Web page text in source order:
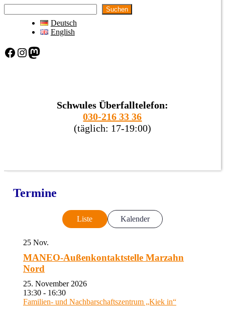
Suchen
Deutsch
English
Facebook Instagram Mastodon
Schwules Überfalltelefon:
030-216 33 36
(täglich: 17-19:00)
Termine
Liste Kalender
25 Nov.
MANEO-Außenkontaktstelle Marzahn
Nord
25. November 2026
13:30 - 16:30
Familien- und Nachbarschaftszentrum „Kiek in“